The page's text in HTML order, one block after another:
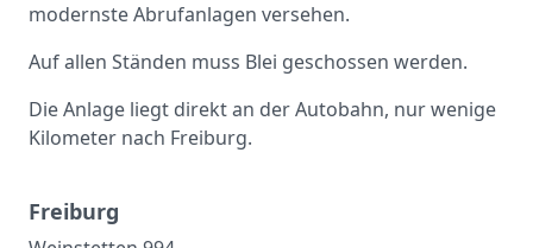
modernste Abrufanlagen versehen.
Auf allen Ständen muss Blei geschossen werden.
Die Anlage liegt direkt an der Autobahn, nur wenige
Kilometer nach Freiburg.
Freiburg